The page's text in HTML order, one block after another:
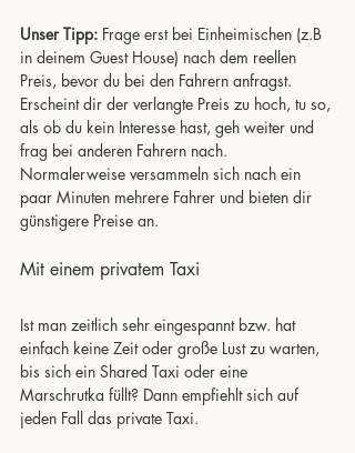
Unser Tipp: Frage erst bei Einheimischen (z.B
in deinem Guest House) nach dem reellen
Preis, bevor du bei den Fahrern anfragst.
Erscheint dir der verlangte Preis zu hoch, tu so,
als ob du kein Interesse hast, geh weiter und
frag bei anderen Fahrern nach.
Normalerweise versammeln sich nach ein
paar Minuten mehrere Fahrer und bieten dir
günstigere Preise an.
Mit einem privatem Taxi
Ist man zeitlich sehr eingespannt bzw. hat
einfach keine Zeit oder große Lust zu warten,
bis sich ein Shared Taxi oder eine
Marschrutka füllt? Dann empfiehlt sich auf
jeden Fall das private Taxi.